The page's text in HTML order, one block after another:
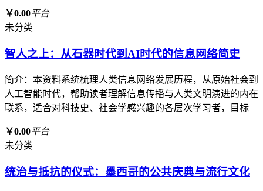
￥0.00平台
未分类
智人之上：从石器时代到AI时代的信息网络简史
简介：本资料系统梳理人类信息网络发展历程，从原始社会到
人工智能时代，帮助读者理解信息传播与人类文明演进的内在
联系，适合对科技史、社会学感兴趣的各层次学习者，目标
￥0.00平台
未分类
统治与抵抗的仪式：墨西哥的公共庆典与流行文化